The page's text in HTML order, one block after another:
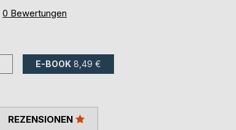
0 Bewertungen
E-BOOK 8,49 €
REZENSIONEN